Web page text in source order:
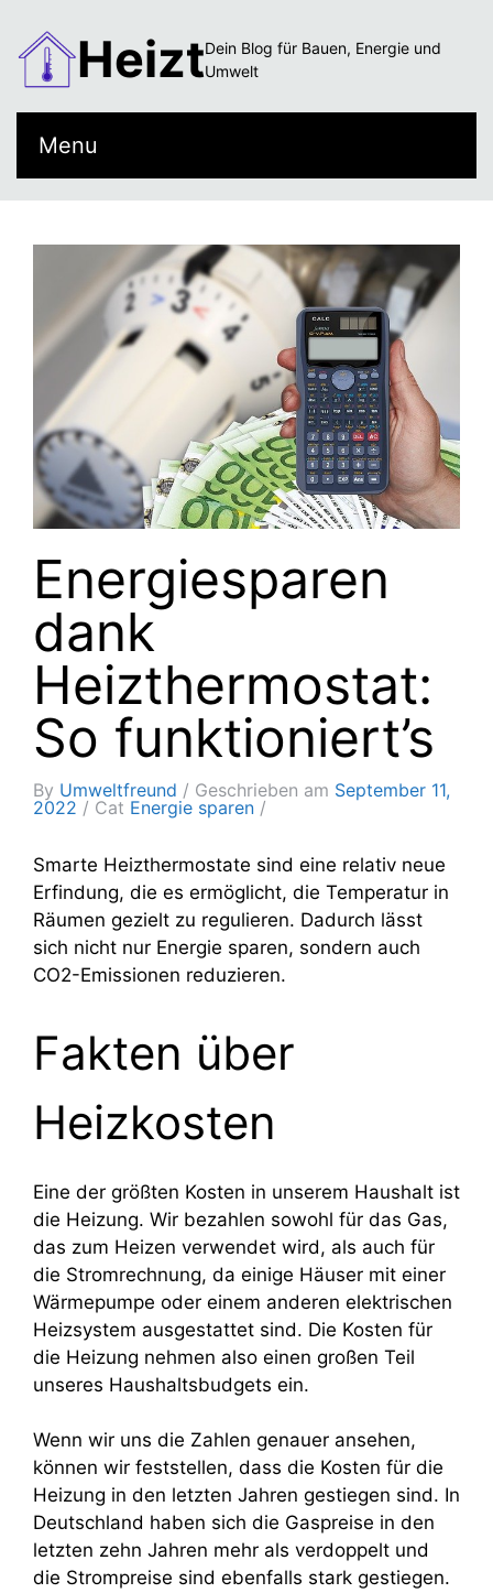
HeiztDein Blog für Bauen, Energie und
Umwelt
Menu
Energiesparen
dank
Heizthermostat:
So funktioniert’s
By Umweltfreund Geschrieben am September 11,
2022
Cat Energie sparen
Smarte Heizthermostate sind eine relativ neue
Erfindung, die es ermöglicht, die Temperatur in
Räumen gezielt zu regulieren. Dadurch lässt
sich nicht nur Energie sparen, sondern auch
CO2-Emissionen reduzieren.
Fakten über
Heizkosten
Eine der größten Kosten in unserem Haushalt ist
die Heizung. Wir bezahlen sowohl für das Gas,
das zum Heizen verwendet wird, als auch für
die Stromrechnung, da einige Häuser mit einer
Wärmepumpe oder einem anderen elektrischen
Heizsystem ausgestattet sind. Die Kosten für
die Heizung nehmen also einen großen Teil
unseres Haushaltsbudgets ein.
Wenn wir uns die Zahlen genauer ansehen,
können wir feststellen, dass die Kosten für die
Heizung in den letzten Jahren gestiegen sind. In
Deutschland haben sich die Gaspreise in den
letzten zehn Jahren mehr als verdoppelt und
die Strompreise sind ebenfalls stark gestiegen.